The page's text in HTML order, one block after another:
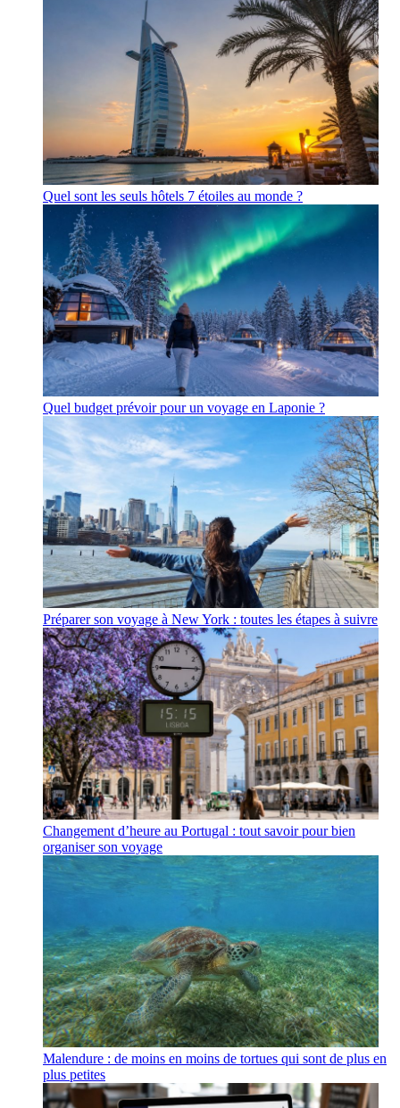
Quel sont les seuls hôtels 7 étoiles au monde ?
Quel budget prévoir pour un voyage en Laponie ?
Préparer son voyage à New York : toutes les étapes à suivre
Changement d’heure au Portugal : tout savoir pour bien
organiser son voyage
Malendure : de moins en moins de tortues qui sont de plus en
plus petites